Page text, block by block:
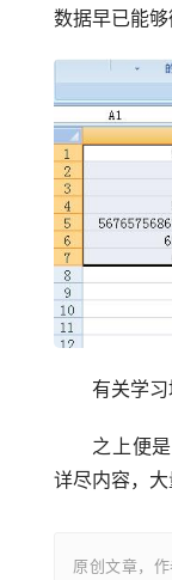
数据早已能够
有关学
之上便是
详尽内容，
原创文章，